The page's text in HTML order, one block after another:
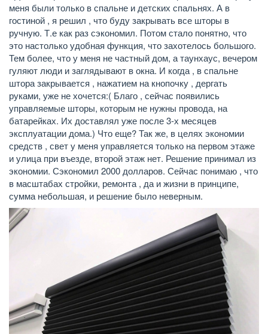
меня были только в спальне и детских спальнях. А в
гостиной , я решил , что буду закрывать все шторы в
ручную. Т.е как раз сэкономил. Потом стало понятно, что
это настолько удобная функция, что захотелось большого.
Тем более, что у меня не частный дом, а таунхаус, вечером
гуляют люди и заглядывают в окна. И когда , в спальне
штора закрывается , нажатием на кнопочку , дергать
руками, уже не хочется:( Благо , сейчас появились
управляемые шторы, которым не нужны провода, на
батарейках. Их доставлял уже после 3-х месяцев
эксплуатации дома.) Что еще? Так же, в целях экономии
средств , свет у меня управляется только на первом этаже
и улица при въезде, второй этаж нет. Решение принимал из
экономии. Сэкономил 2000 долларов. Сейчас понимаю , что
в масштабах стройки, ремонта , да и жизни в принципе,
сумма небольшая, и решение было неверным.